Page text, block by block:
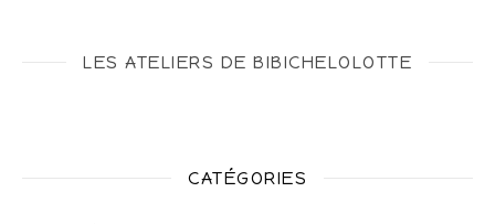
LES ATELIERS DE BIBICHELOLOTTE
CATÉGORIES